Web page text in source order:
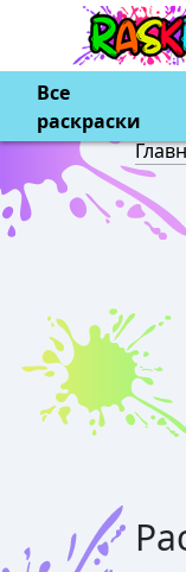
Все
раскраски